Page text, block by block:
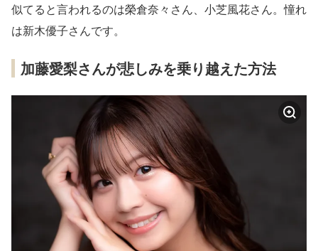
似てると言われるのは榮倉奈々さん、小芝風花さん。憧れ
は新木優子さんです。
加藤愛梨さんが悲しみを乗り越えた方法